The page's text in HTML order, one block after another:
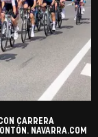
CARRERA
NAVARRA.COM